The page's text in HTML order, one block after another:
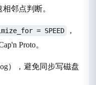
邻点判断。
= SPEED
，
Proto。
），避免同步写磁盘